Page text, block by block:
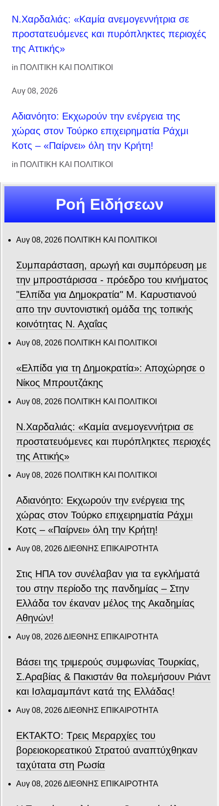
Ν.Χαρδαλιάς: «Καμία ανεμογεννήτρια σε
προστατευόμενες και πυρόπληκτες περιοχές
της Αττικής»
in ΠΟΛΙΤΙΚΗ ΚΑΙ ΠΟΛΙΤΙΚΟΙ
Αυγ 08, 2026
Αδιανόητο: Εκχωρούν την ενέργεια της
χώρας στον Τούρκο επιχειρηματία Ράχμι
Κοτς – «Παίρνει» όλη την Κρήτη!
in ΠΟΛΙΤΙΚΗ ΚΑΙ ΠΟΛΙΤΙΚΟΙ
Ροή Ειδήσεων
Αυγ 08, 2026 ΠΟΛΙΤΙΚΗ ΚΑΙ ΠΟΛΙΤΙΚΟΙ
Συμπαράσταση, αρωγή και συμπόρευση με
την μπροστάρισσα - πρόεδρο του κινήματος
"Ελπίδα για Δημοκρατία" Μ. Καρυστιανού
απο την συντονιστική ομάδα της τοπικής
κοινότητας Ν. Αχαΐας
Αυγ 08, 2026 ΠΟΛΙΤΙΚΗ ΚΑΙ ΠΟΛΙΤΙΚΟΙ
«Ελπίδα για τη Δημοκρατία»: Αποχώρησε ο
Νίκος Μπρουτζάκης
Αυγ 08, 2026 ΠΟΛΙΤΙΚΗ ΚΑΙ ΠΟΛΙΤΙΚΟΙ
Ν.Χαρδαλιάς: «Καμία ανεμογεννήτρια σε
προστατευόμενες και πυρόπληκτες περιοχές
της Αττικής»
Αυγ 08, 2026 ΠΟΛΙΤΙΚΗ ΚΑΙ ΠΟΛΙΤΙΚΟΙ
Αδιανόητο: Εκχωρούν την ενέργεια της
χώρας στον Τούρκο επιχειρηματία Ράχμι
Κοτς – «Παίρνει» όλη την Κρήτη!
Αυγ 08, 2026ΔΙΕΘΝΗΣ ΕΠΙΚΑΙΡΟΤΗΤΑ
Στις ΗΠΑ τον συνέλαβαν για τα εγκλήματά
του στην περίοδο της πανδημίας – Στην
Ελλάδα τον έκαναν μέλος της Ακαδημίας
Αθηνών!
Αυγ 08, 2026ΔΙΕΘΝΗΣ ΕΠΙΚΑΙΡΟΤΗΤΑ
Βάσει της τριμερούς συμφωνίας Τουρκίας,
Σ.Αραβίας & Πακιστάν θα πολεμήσουν Ριάντ
και Ισλαμαμπάντ κατά της Ελλάδας!
Αυγ 08, 2026ΔΙΕΘΝΗΣ ΕΠΙΚΑΙΡΟΤΗΤΑ
ΕΚΤΑΚΤΟ: Τρεις Μεραρχίες του
βορειοκορεατικού Στρατού αναπτύχθηκαν
ταχύτατα στη Ρωσία
Αυγ 08, 2026ΔΙΕΘΝΗΣ ΕΠΙΚΑΙΡΟΤΗΤΑ